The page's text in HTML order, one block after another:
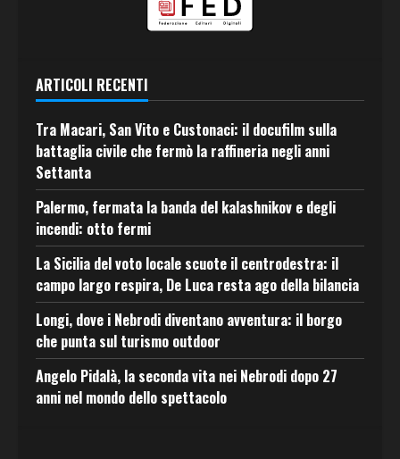
ARTICOLI RECENTI
Tra Macari, San Vito e Custonaci: il docufilm sulla
battaglia civile che fermò la raffineria negli anni
Settanta
Palermo, fermata la banda del kalashnikov e degli
incendi: otto fermi
La Sicilia del voto locale scuote il centrodestra: il
campo largo respira, De Luca resta ago della bilancia
Longi, dove i Nebrodi diventano avventura: il borgo
che punta sul turismo outdoor
Angelo Pidalà, la seconda vita nei Nebrodi dopo 27
anni nel mondo dello spettacolo